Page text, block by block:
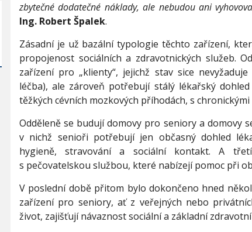
zbytečné dodatečné náklady, ale nebudou ani
Ing. Robert Špalek.
Zásadní je už bazální typologie těchto zařízení,
propojenost sociálních a zdravotnických služeb.
zařízení pro „klienty“, jejichž stav sice
léčba), ale zároveň potřebují stálý lékařský
těžkých cévních mozkových příhodách, s
Odděleně se budují domovy pro seniory a domovy
v nichž senioři potřebují jen občasný dohled
hygieně, stravování a sociální kontakt. A
s pečovatelskou službou, které nabízejí pomoc při
V poslední době přitom bylo dokončeno hned
zařízení pro seniory, ať z veřejných nebo
život, zajišťují návaznost sociální a základní